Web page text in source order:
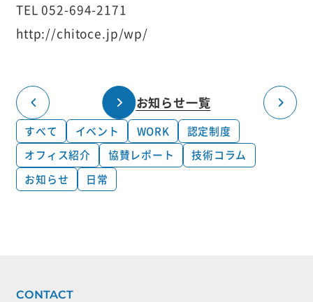
すべて イベント WORK
認定制度
オフィス紹介
協賛レポート
技術コラム
お知らせ
日常
TEL 052-694-2171
http://chitoce.jp/wp/
お知らせ一覧